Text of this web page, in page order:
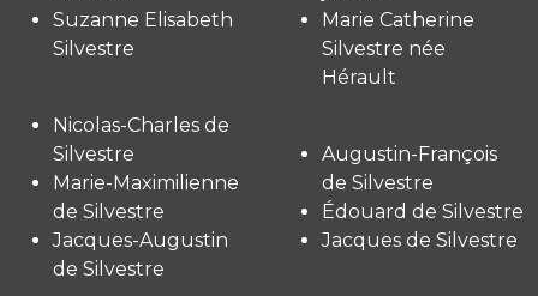
Suzanne Elisabeth
Silvestre
Marie Catherine
Silvestre née
Hérault
Nicolas-Charles de
Silvestre
Marie-Maximilienne
de Silvestre
Jacques-Augustin
de Silvestre
Augustin-François
de Silvestre
Édouard de Silvestre
Jacques de Silvestre